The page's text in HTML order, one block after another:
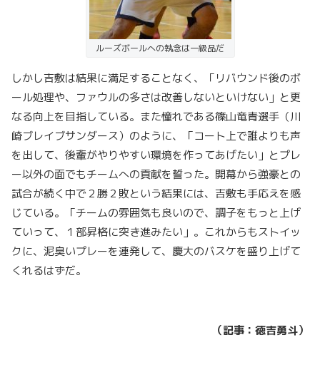
ルーズボールへの執念は一級品だ
しかし吉敷は結果に満足することなく、「リバウンド後のボ
ール処理や、ファウルの多さは改善しないといけない」と更
なる向上を目指している。また憧れである篠山竜青選手（川
崎ブレイブサンダース）のように、「コート上で誰よりも声
を出して、後輩がやりやすい環境を作ってあげたい」とプレ
ー以外の面でもチームへの貢献を誓った。開幕から強豪との
試合が続く中で２勝２敗という結果には、吉敷も手応えを感
じている。「チームの雰囲気も良いので、調子をもっと上げ
ていって、１部昇格に突き進みたい」。これからもストイッ
クに、泥臭いプレーを連発して、慶大のバスケを盛り上げて
くれるはずだ。
（記事：徳吉勇斗）